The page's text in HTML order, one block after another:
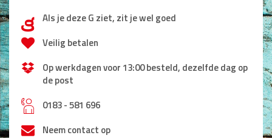
dAls je deze G ziet, zit je wel goed
Veilig betalen
Op werkdagen voor 13:00 besteld, dezelfde dag op
de post
h0183 - 581 696
Neem contact op